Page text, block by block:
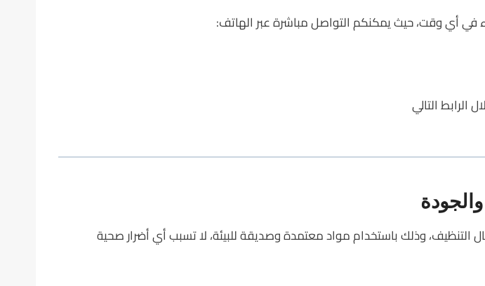
في أي وقت، حيث يمكنكم التواصل مباشرة عبر الهاتف:
التالي
التنظيف، وذلك باستخدام مواد معتمدة وصديقة للبيئة، لا تسبب أي أضرار صحية